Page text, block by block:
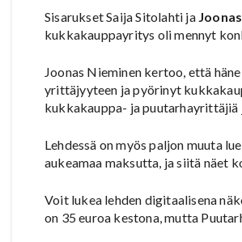
Sisarukset Saija Sitolahti ja
kukkakauppayritys oli mennyt
Joonas Nieminen kertoo, että
yrittäjyyteen ja pyörinyt
kukkakauppa- ja puutarhayrittäjiä
Lehdessä on myös paljon muuta
aukeamaa maksutta, ja siitä näet
Voit lukea lehden digitaalisena
on 35 euroa kestona, mutta